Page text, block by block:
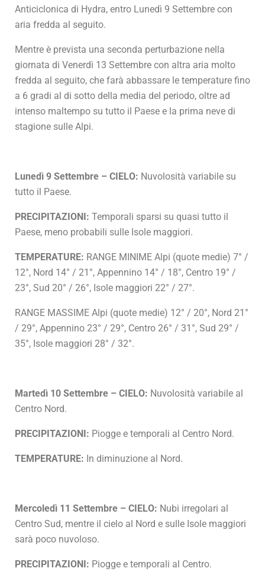
Anticiclonica di Hydra, entro Lunedì 9 Settembre con
aria fredda al seguito.
Mentre è prevista una seconda perturbazione nella
giornata di Venerdì 13 Settembre con altra aria molto
fredda al seguito, che farà abbassare le temperature fino
a 6 gradi al di sotto della media del periodo, oltre ad
intenso maltempo su tutto il Paese e la prima neve di
stagione sulle Alpi.
Lunedì 9 Settembre – CIELO: Nuvolosità variabile su
tutto il Paese.
PRECIPITAZIONI: Temporali sparsi su quasi tutto il
Paese, meno probabili sulle Isole maggiori.
TEMPERATURE: RANGE MINIME Alpi (quote medie) 7° /
12°, Nord 14° / 21°, Appennino 14° / 18°, Centro 19° /
23°, Sud 20° / 26°, Isole maggiori 22° / 27°.
RANGE MASSIME Alpi (quote medie) 12° / 20°, Nord 21°
/ 29°, Appennino 23° / 29°, Centro 26° / 31°, Sud 29° /
35°, Isole maggiori 28° / 32°.
Martedì 10 Settembre – CIELO: Nuvolosità variabile al
Centro Nord.
PRECIPITAZIONI: Piogge e temporali al Centro Nord.
TEMPERATURE: In diminuzione al Nord.
Mercoledì 11 Settembre – CIELO: Nubi irregolari al
Centro Sud, mentre il cielo al Nord e sulle Isole maggiori
sarà poco nuvoloso.
PRECIPITAZIONI: Piogge e temporali al Centro.